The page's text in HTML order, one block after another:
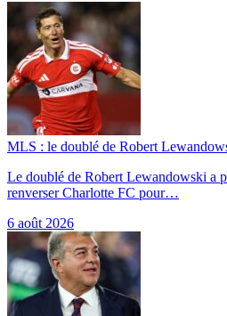
MLS : le doublé de Robert
Le doublé de Robert Lewandowski a
renverser Charlotte FC pour…
6 août 2026